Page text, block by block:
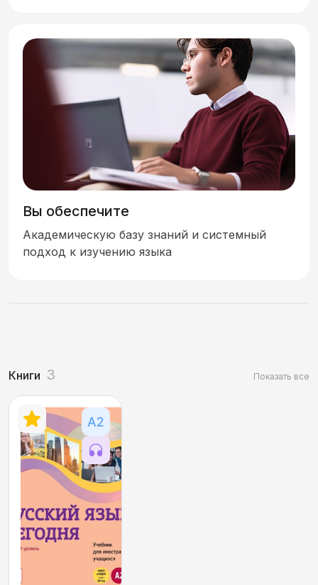
Вы обеспечите
Академическую базу знаний и системный
подход к изучению языка
Книги 3 Показать все